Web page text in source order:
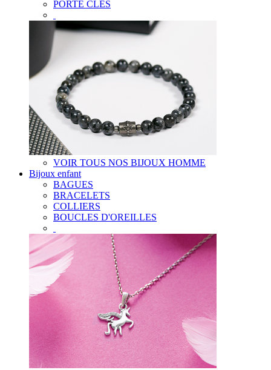
PORTE CLÉS
VOIR TOUS NOS BIJOUX HOMME
Bijoux enfant
BAGUES
BRACELETS
COLLIERS
BOUCLES D'OREILLES